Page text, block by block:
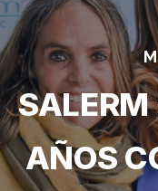
SALERM
AÑOS